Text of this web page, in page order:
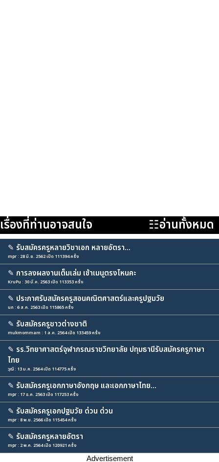
เรื่องที่ท่านอาจสนใจ ☷อ่านทั้งหมด
✎ รับสมัครครูหลายวิชาเอก หลายอัตรา...
mpr : 28 มิ.ย. 2562 เปิด 111394 ครั้ง
✎ การลงผลงานเต็มเล่ม เข้าเมนูตรงไหนคะ
KruPu : 30 มี.ค. 2563 เปิด 113353 ครั้ง
✎ ประกาศรับสมัครครูสอนคณิตศาสตร์และครูปฐมวัย
นก : 6 ส.ค. 2563 เปิด 115865 ครั้ง
✎ รับสมัครครูชาวต่างชาติ
mukmommam : 1 ส.ค. 2564 เปิด 133459 ครั้ง
✎ รร.วิทยาศาสตร์จุฬาภรณราชวิทยาลัย ปทุมธานีรับสมัครครูภาษา
ไทย
วุฒิ : 13 ม.ค. 2564 เปิด 114775 ครั้ง
✎ รับสมัครครูเอกภาษาอังกฤษ และเอกภาษาไทย...
mpr : 17 ธ.ค. 2563 เปิด 117253 ครั้ง
✎ รับสมัครครูเอกปฐมวัย ด่วน ด่วน
mpr : 8 พ.ย. 2566 เปิด 115454 ครั้ง
✎ รับสมัครครูหลายอัตรา
mpr : 2 พ.ค. 2564 เปิด 120921 ครั้ง
Advertisement